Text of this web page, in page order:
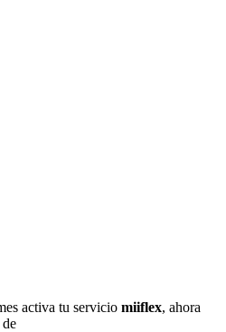
activa tu servicio miiflex, ahora